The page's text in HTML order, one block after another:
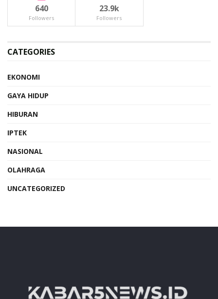
640
Followers
23.9k
Followers
CATEGORIES
EKONOMI
GAYA HIDUP
HIBURAN
IPTEK
NASIONAL
OLAHRAGA
UNCATEGORIZED